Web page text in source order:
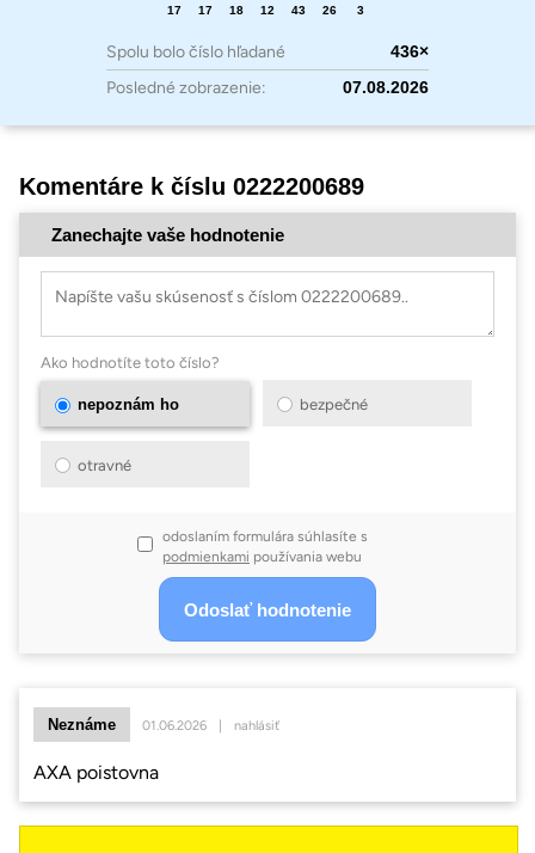
17 17 18 12 43 26 3
Spolu bolo číslo hľadané 436×
Posledné zobrazenie: 07.08.2026
Komentáre k číslu 0222200689
Zanechajte vaše hodnotenie
Ako hodnotíte toto číslo?
nepoznám ho bezpečné
otravné
odoslaním formulára súhlasíte s
podmienkami používania webu
Neznáme 01.06.2026 | nahlásiť
AXA poistovna